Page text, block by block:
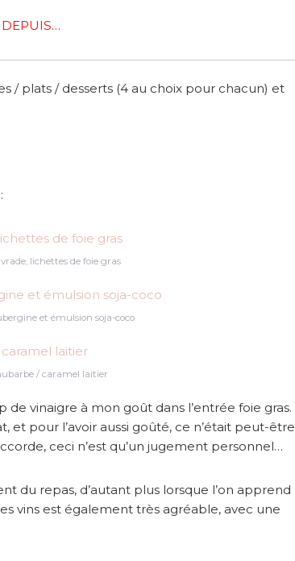
DEPUIS…
/ plats / desserts (4 au choix pour chacun) et
lichettes de foie gras
et émulsion soja-coco
/ caramel laitier
vinaigre à mon goût dans l’entrée foie gras.
et pour l’avoir aussi goûté, ce n’était peut-être
ceci n’est qu’un jugement personnel…
du repas, d’autant plus lorsque l’on apprend
vins est également très agréable, avec une